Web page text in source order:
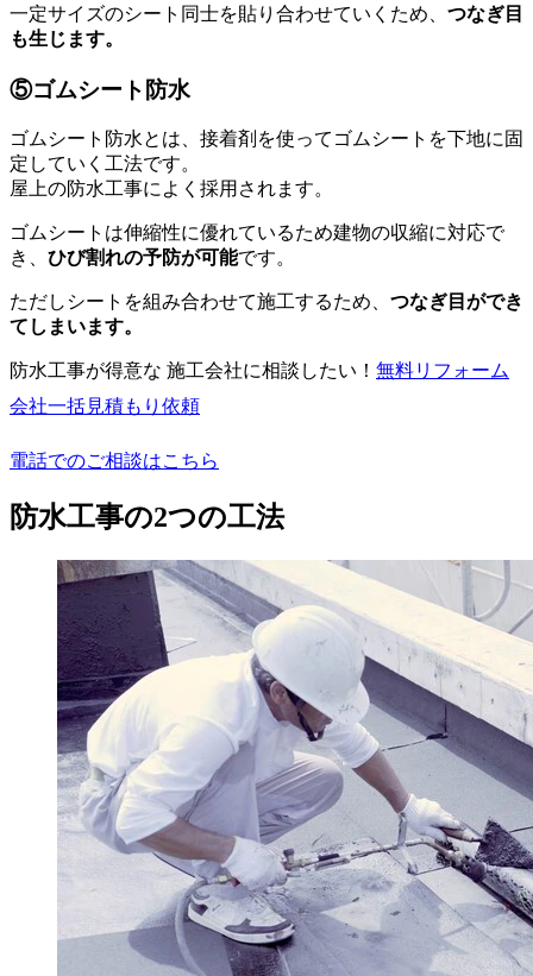
一定サイズのシート同士を貼り合わせていくため、 つなぎ目
も生じます。
⑤ゴムシート防水
ゴムシート防水とは、接着剤を使ってゴムシートを下地に固
定していく工法です。
屋上の防水工事によく採用されます。
ゴムシートは伸縮性に優れているため建物の収縮に対応で
き、 ひび割れの予防が可能です。
ただしシートを組み合わせて施工するため、 つなぎ目ができ
てしまいます。
防水工事が得意な 施工会社に相談したい！ 無料リフォーム
会社一括見積もり依頼
電話でのご相談はこちら
防水工事の2つの工法